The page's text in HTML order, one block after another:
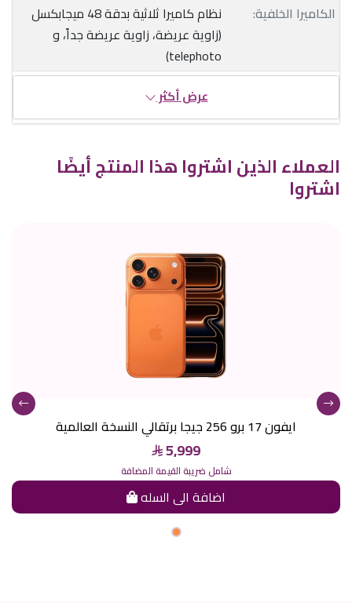
الكاميرا الخلفية:
نظام كاميرا ثلاثية بدقة 48 ميجابكسل
(زاوية عريضة، زاوية عريضة جداً، و
telephoto)
عرض أكثر
العملاء الذين اشتروا هذا المنتج أيضًا
اشتروا
ايفون 17 برو 256 جيجا برتقالي النسخة العالمية
5,999
شامل ضريبة القيمة المضافة
اضافة الى السله